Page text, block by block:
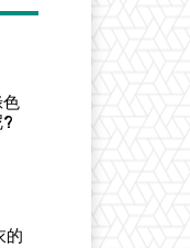
色
的